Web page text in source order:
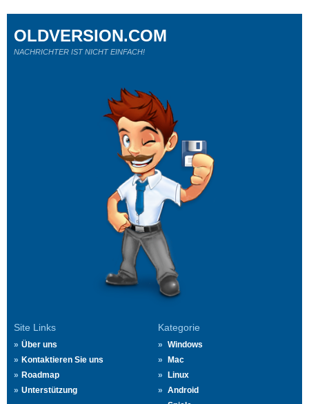
Site Links
Über uns
Kontaktieren Sie uns
Roadmap
Unterstützung
Kategorie
Windows
Mac
Linux
Android
OLDVERSION.COM
NACHRICHTER IST NICHT EINFACH!